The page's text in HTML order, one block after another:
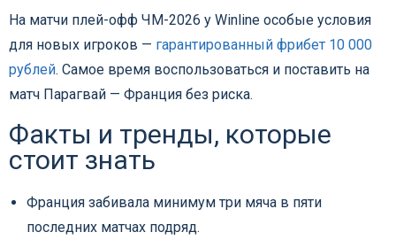
На матчи плей-офф ЧМ-2026 у Winline особые условия
для новых игроков — гарантированный фрибет 10 000
рублей. Самое время воспользоваться и поставить на
матч Парагвай — Франция без риска.
Факты и тренды, которые
стоит знать
Франция забивала минимум три мяча в пяти
последних матчах подряд.